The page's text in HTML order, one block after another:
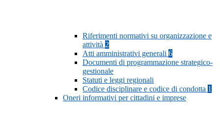
Riferimenti normativi su organizzazione e
attività 2
Atti amministrativi generali 6
Documenti di programmazione strategico-
gestionale
Statuti e leggi regionali
Codice disciplinare e codice di condotta 1
Oneri informativi per cittadini e imprese